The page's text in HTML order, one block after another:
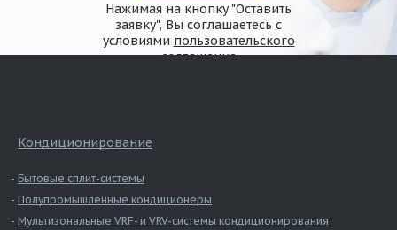
Нажимая на кнопку "Оставить
заявку", Вы соглашаетесь с
условиями пользовательского
соглашения
Кондиционирование
Бытовые сплит-системы
Полупромышленные кондиционеры
Мультизональные VRF- и VRV-системы кондиционирования